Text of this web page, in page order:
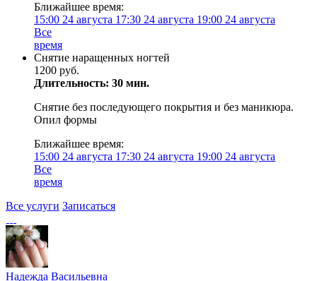
Ближайшее время:
15:00 24 августа 17:30 24 августа 19:00 24 августа
Все
время
Снятие наращенных ногтей
1200 руб.
Длительность: 30 мин.
Снятие без последующего покрытия и без маникюра.
Опил формы
Ближайшее время:
15:00 24 августа 17:30 24 августа 19:00 24 августа
Все
время
Все услуги Записаться
Надежда Васильевна